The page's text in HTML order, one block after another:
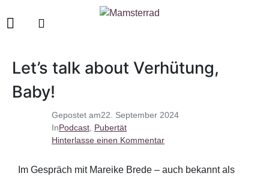
Gepostet am22. September 2024
InPodcast Pubertät
Hinterlasse einen Kommentar
Let’s talk about Verhütung,
Baby!
Im Gespräch mit Mareike Brede – auch bekannt als